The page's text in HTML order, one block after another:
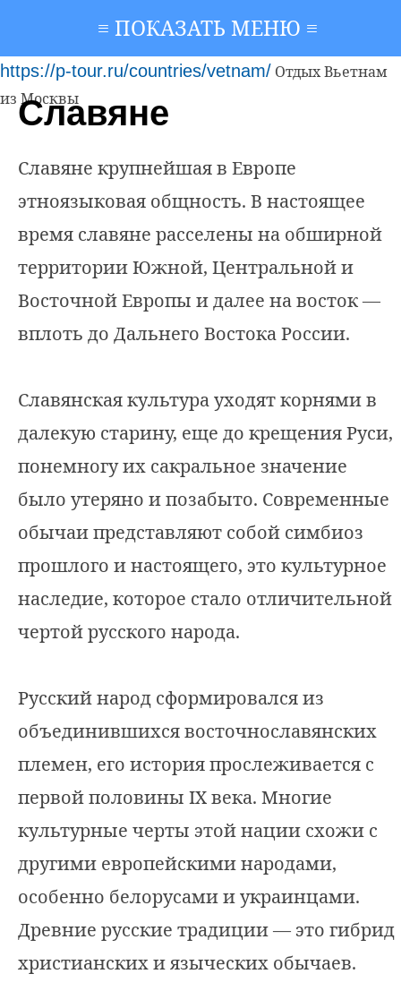
≡ ПОКАЗАТЬ МЕНЮ ≡
https://p-tour.ru/countries/vetnam/ Отдых Вьетнам
из Москвы
Славяне
Славяне крупнейшая в Европе
этноязыковая общность. В настоящее
время славяне расселены на обширной
территории Южной, Центральной и
Восточной Европы и далее на восток —
вплоть до Дальнего Востока России.
Славянская культура уходят корнями в
далекую старину, еще до крещения Руси,
понемногу их сакральное значение
было утеряно и позабыто. Современные
обычаи представляют собой симбиоз
прошлого и настоящего, это культурное
наследие, которое стало отличительной
чертой русского народа.
Русский народ сформировался из
объединившихся восточнославянских
племен, его история прослеживается с
первой половины IX века. Многие
культурные черты этой нации схожи с
другими европейскими народами,
особенно белорусами и украинцами.
Древние русские традиции ― это гибрид
христианских и языческих обычаев.